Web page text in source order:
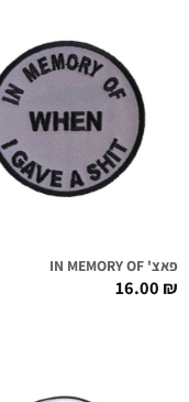
פאצ' IN MEMORY OF
16.00₪